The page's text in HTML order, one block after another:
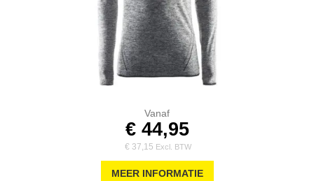
Vanaf
€ 44,95
€ 37,15
MEER INFORMATIE